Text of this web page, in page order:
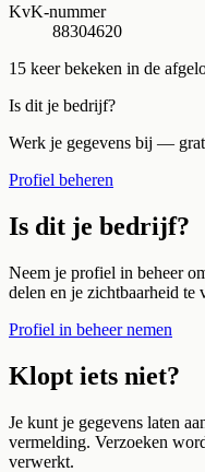
KvK-nummer
88304620
15 keer bekeken in de
Is dit je bedrijf?
Werk je gegevens bij —
Profiel beheren
Is dit je bedrijf?
Neem je profiel in beheer
delen en je zichtbaarheid te
Profiel in beheer nemen
Klopt iets niet?
Je kunt je gegevens laten
vermelding. Verzoeken
verwerkt.